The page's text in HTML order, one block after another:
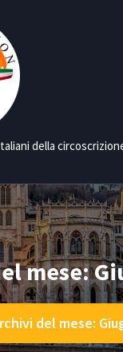
della
mese:
del mese: